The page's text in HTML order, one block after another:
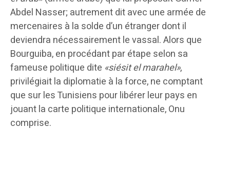
Abdel Nasser; autrement dit avec une armée de
mercenaires à la solde d’un étranger dont il
deviendra nécessairement le vassal. Alors que
Bourguiba, en procédant par étape selon sa
fameuse politique dite «siésit el marahel»,
privilégiait la diplomatie à la force, ne comptant
que sur les Tunisiens pour libérer leur pays en
jouant la carte politique internationale, Onu
comprise.